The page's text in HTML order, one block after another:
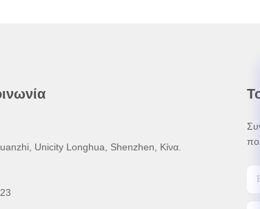
Unicity Longhua, Shenzhen, Κίνα.